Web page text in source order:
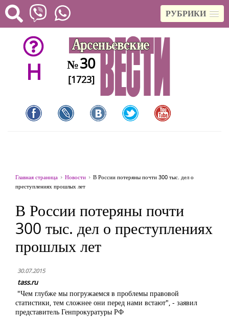
РУБРИКИ
H №30
[1723]
Главная страница Новости
В России потеряны почти 300 тыс. дел о
преступлениях прошлых лет
В России потеряны почти
300 тыс. дел о преступлениях
прошлых лет
30.07.2015
tass.ru
"Чем глубже мы погружаемся в проблемы правовой
статистики, тем сложнее они перед нами встают", - заявил
представитель Генпрокуратуры РФ